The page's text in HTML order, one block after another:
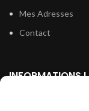
Mes Adresses
Contact
INFORMATIONS